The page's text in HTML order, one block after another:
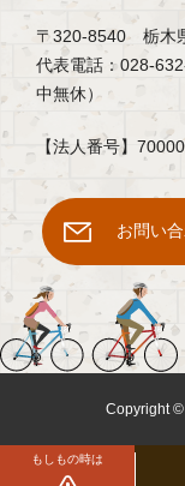
もしもの時は
〒320-8540 栃木
代表電話：028-
中無休）
【法人番号】
お問い
Copyright ©